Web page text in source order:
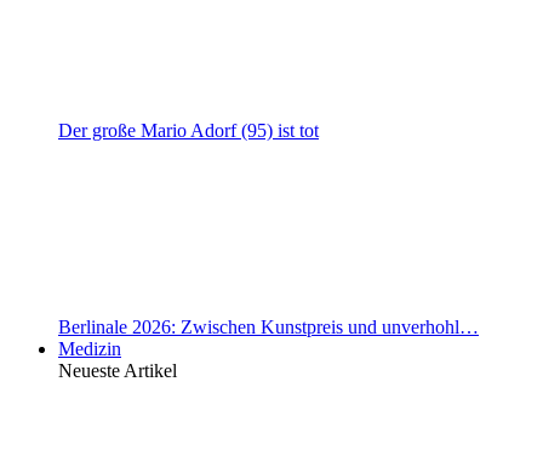
Der große Mario Adorf (95) ist tot
Berlinale 2026: Zwischen Kunstpreis und unverhohl…
Medizin
Neueste Artikel